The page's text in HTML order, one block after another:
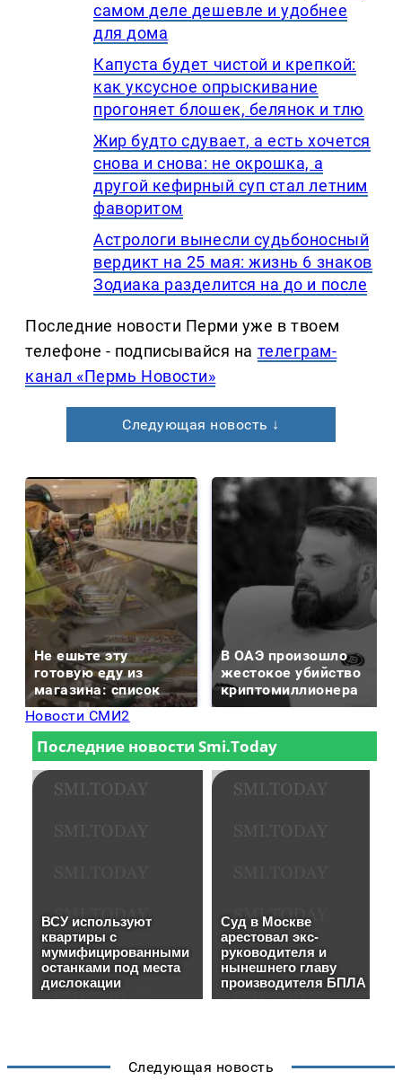
самом деле дешевле и удобнее
для дома
Капуста будет чистой и крепкой:
как уксусное опрыскивание
прогоняет блошек, белянок и тлю
Жир будто сдувает, а есть хочется
снова и снова: не окрошка, а
другой кефирный суп стал летним
фаворитом
Астрологи вынесли судьбоносный
вердикт на 25 мая: жизнь 6 знаков
Зодиака разделится на до и после
Последние новости Перми уже в твоем
телефоне - подписывайся на телеграм-
канал «Пермь Новости»
Следующая новость ↓
Не ешьте эту
готовую еду из
магазина: список
В ОАЭ произошло
жестокое убийство
криптомиллионера
Новости СМИ2
Следующая новость